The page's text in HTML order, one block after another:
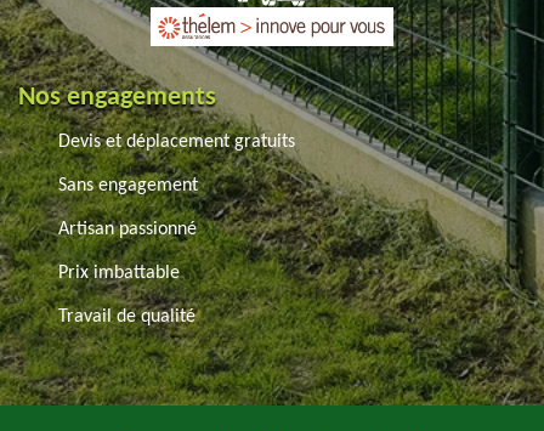
Nos engagements
Devis et déplacement gratuits
Sans engagement
Artisan passionné
Prix imbattable
Travail de qualité